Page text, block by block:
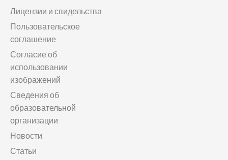
Лицензии и свидельства
Пользовательское
соглашение
Согласие об
использовании
изображений
Сведения об
образовательной
организации
Новости
Статьи